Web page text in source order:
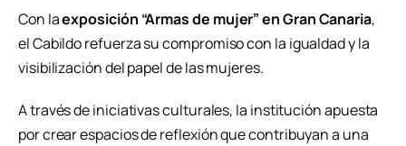
Con laexposición “Armas de mujer” en Gran Canaria,
el Cabildo refuerza su compromiso con la igualdad y la
visibilización del papel de las mujeres.
A través de iniciativas culturales, la institución apuesta
por crear espacios de reflexión que contribuyan a una